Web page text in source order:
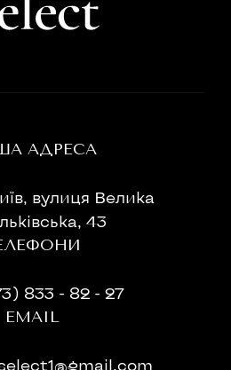
АДРЕСА
вулиця Велика
43
833 - 82 - 27
EMAIL